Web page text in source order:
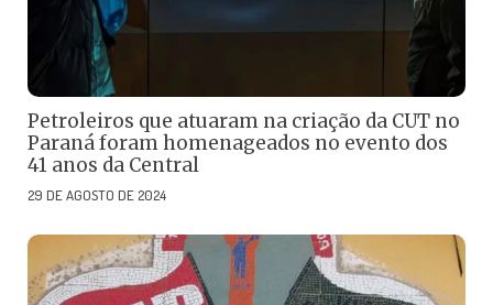
Petroleiros que atuaram na criação da CUT no
Paraná foram homenageados no evento dos
41 anos da Central
29 DE AGOSTO DE 2024